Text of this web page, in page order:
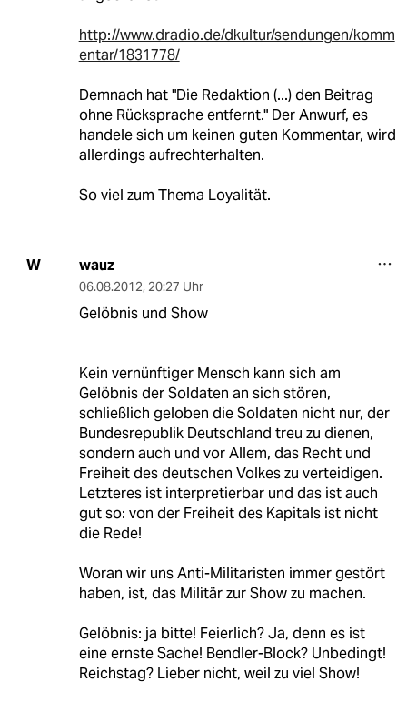
http://www.dradio.de/dkultur/sendungen/komm
entar/1831778/
Demnach hat "Die Redaktion (...) den Beitrag
ohne Rücksprache entfernt." Der Anwurf, es
handele sich um keinen guten Kommentar, wird
allerdings aufrechterhalten.
So viel zum Thema Loyalität.
W wauz
06.08.2012, 20:27 Uhr
Gelöbnis und Show
Kein vernünftiger Mensch kann sich am
Gelöbnis der Soldaten an sich stören,
schließlich geloben die Soldaten nicht nur, der
Bundesrepublik Deutschland treu zu dienen,
sondern auch und vor Allem, das Recht und
Freiheit des deutschen Volkes zu verteidigen.
Letzteres ist interpretierbar und das ist auch
gut so: von der Freiheit des Kapitals ist nicht
die Rede!
Woran wir uns Anti-Militaristen immer gestört
haben, ist, das Militär zur Show zu machen.
Gelöbnis: ja bitte! Feierlich? Ja, denn es ist
eine ernste Sache! Bendler-Block? Unbedingt!
Reichstag? Lieber nicht, weil zu viel Show!